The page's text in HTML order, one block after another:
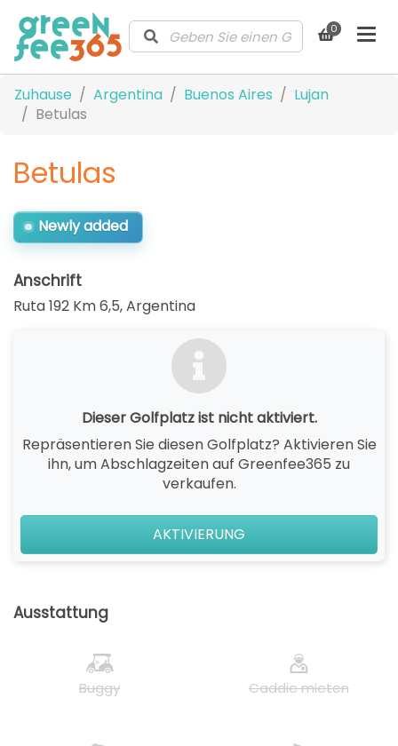
0
Zuhause Argentina Buenos Aires
Lujan
Betulas
Betulas
Newly added
Anschrift
Ruta 192 Km 6,5,Argentina
Dieser Golfplatz ist nicht aktiviert.
Repräsentieren Sie diesen Golfplatz? Aktivieren Sie
ihn, um Abschlagzeiten auf Greenfee365 zu
verkaufen.
AKTIVIERUNG
Ausstattung
Buggy Caddie mieten